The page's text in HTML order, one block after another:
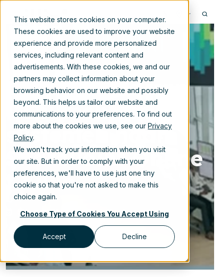
This website stores cookies on your computer.
These cookies are used to improve your website
experience and provide more personalized
services, including relevant content and
advertisements. With these cookies, we and our
partners may collect information about your
browsing behavior on our website and possibly
beyond. This helps us tailor our website and
communications to your preferences. To find out
more about the cookies we use, see our Privacy
Policy.
We won't track your information when you visit
our site. But in order to comply with your
preferences, we'll have to use just one tiny
cookie so that you're not asked to make this
choice again.
Choose Type of Cookies You Accept Using
Accept Decline
Consolidatie van
Documentum-
systemen naar
SharePoint Online
| Xillio
5-aug-2021 12:00:00